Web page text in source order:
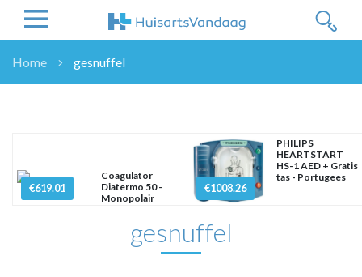
WETENSCHAP
ZORGVERZEKERAARS
ICT
NASCHOLINGEN
DOSSIER
Home gesnuffel
€619.01
Coagulator
Diatermo 50 -
Monopolair
€1008.26
PHILIPS
HEARTSTART
HS-1 AED + Gratis
tas - Portugees
gesnuffel